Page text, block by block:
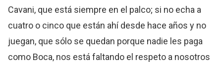
Cavani, que está siempre en el palco; si no echa a
cuatro o cinco que están ahí desde hace años y no
juegan, que sólo se quedan porque nadie les paga
como Boca, nos está faltando el respeto a nosotros